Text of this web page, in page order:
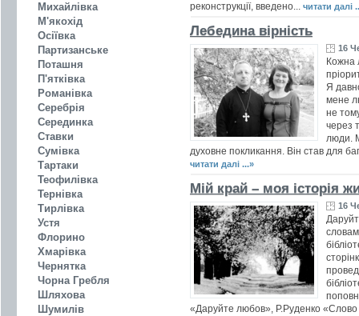
Михайлівка
М'якохід
Осіївка
Партизанське
Поташня
П'ятківка
Романівка
Серебрія
Серединка
Ставки
Сумівка
Тартаки
Теофилівка
Тернівка
Тирлівка
Устя
Флорино
Хмарівка
Чернятка
Чорна Гребля
Шляхова
Шумилів
реконструкції, введено... читати далі
Лебедина вірність
16
Кожна
Я
мене
не
через
люди.
духовне покликання. Він став для
читати далі ...»
Мій край – моя історія
16
«Даруйте любов», Р.Руденко